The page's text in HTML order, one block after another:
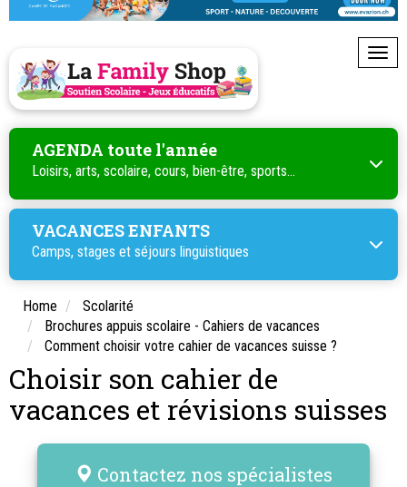
AGENDA toute l'année
Loisirs, arts, scolaire, cours, bien-être, sports...
VACANCES ENFANTS
Camps, stages et séjours linguistiques
Home
Scolarité
Brochures appuis scolaire - Cahiers de vacances
Comment choisir votre cahier de vacances suisse ?
Choisir son cahier de
vacances et révisions suisses
Contactez nos spécialistes